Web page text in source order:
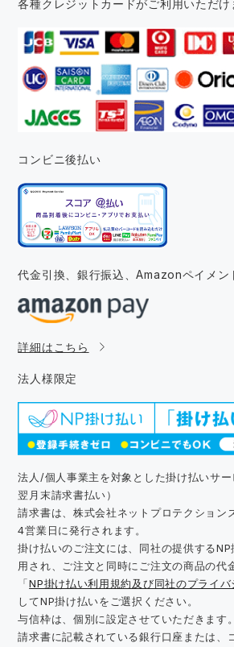
各種クレジットカードがご利用いただけ
コンビニ後払い
代金引換、銀行振込、Amazonペイメン
詳細はこちら
法人様限定
法人/個人事業主を対象とした掛け払いサ
翌月末請求書払い）
請求書は、株式会社ネットプロテクション
4営業日に発行されます。
掛け払いのご注文には、同社の提供する
用され、ご注文と同時にご注文の商品の代
「NP掛け払い利用規約及び同社のプライバ
してNP掛け払いをご選択ください。
与信枠は、個別に設定させていただきます。
請求書に記載されている銀行口座または、